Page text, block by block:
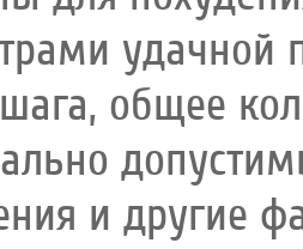
удачной
общее
и другие